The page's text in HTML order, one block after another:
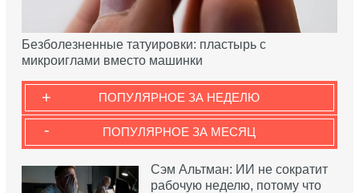
Безболезненные татуировки: пластырь с
микроиглами вместо машинки
ПОПУЛЯРНОЕ ЗА НЕДЕЛЮ
+
ПОПУЛЯРНОЕ ЗА МЕСЯЦ
-
Сэм Альтман: ИИ не сократит
рабочую неделю, потому что